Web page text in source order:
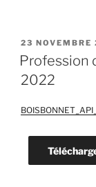
PUBLIÉ
LE
23 NOVEMBRE
Profession
2022